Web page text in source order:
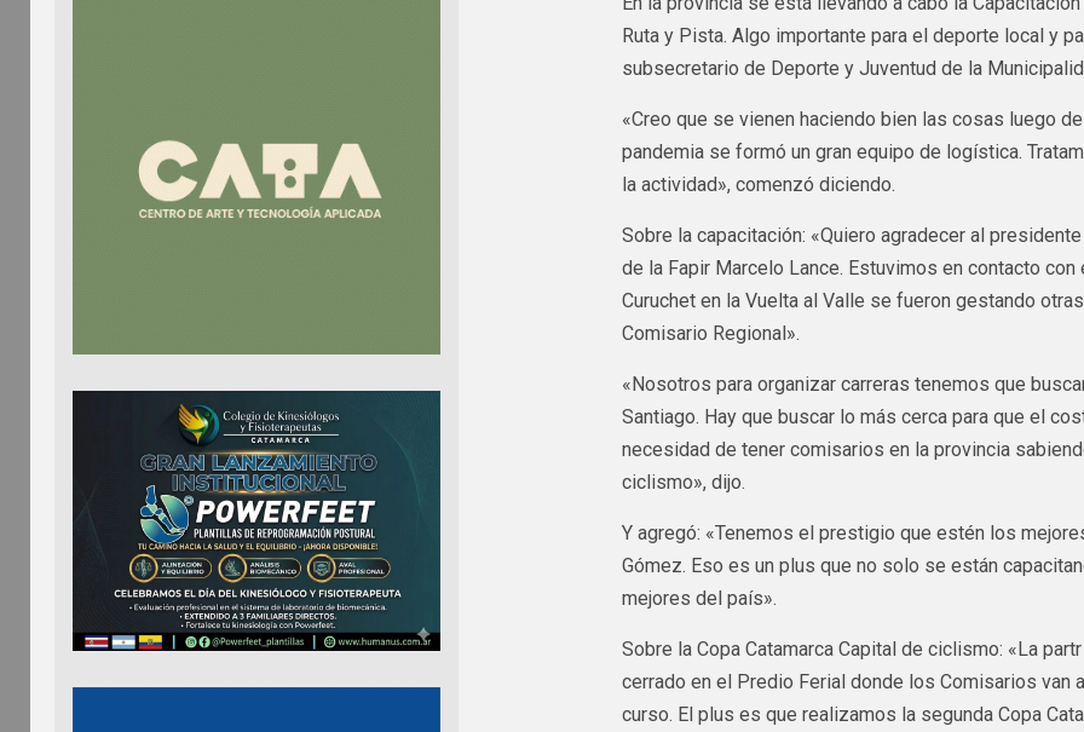
Ruta y Pista. Algo importante para el deporte local y
subsecretario de Deporte y Juventud de la
«Creo que se vienen haciendo bien las cosas luego
pandemia se formó un gran equipo de logística.
la actividad», comenzó diciendo.
Sobre la capacitación: «Quiero agradecer al
de la Fapir Marcelo Lance. Estuvimos en contacto
Curuchet en la Vuelta al Valle se fueron gestando
Comisario Regional».
«Nosotros para organizar carreras tenemos que
Santiago. Hay que buscar lo más cerca para que el
necesidad de tener comisarios en la provincia
ciclismo», dijo.
Y agregó: «Tenemos el prestigio que estén los
Gómez. Eso es un plus que no solo se están
mejores del país».
Sobre la Copa Catamarca Capital de ciclismo: «La
cerrado en el Predio Ferial donde los Comisarios van
curso. El plus es que realizamos la segunda Copa